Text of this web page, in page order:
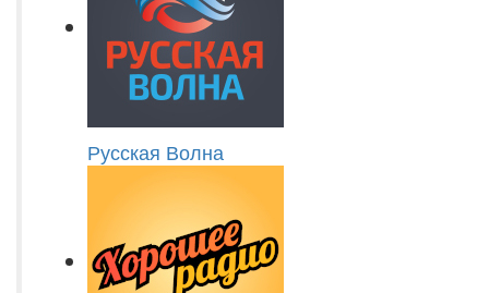
Русская Волна